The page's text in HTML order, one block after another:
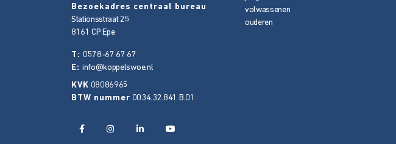
Bezoekadres centraal bureau
Stationsstraat 25
8161 CP Epe
T: 0578-67 67 67
E: info@koppelswoe.nl
KVK 08086965
BTW nummer 0034.32.841.B.01
volwassenen
ouderen